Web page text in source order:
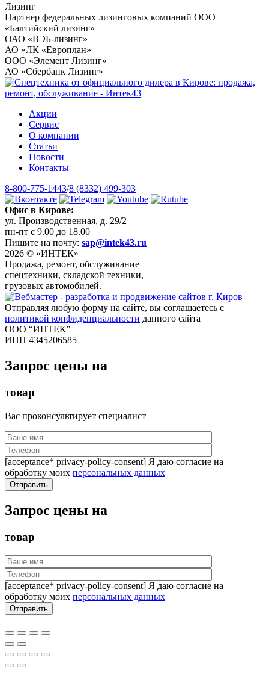
Лизинг
Партнер федеральных лизинговых компаний ООО
«Балтийский лизинг»
ОАО «ВЭБ-лизинг»
АО «ЛК «Европлан»
ООО «Элемент Лизинг»
АО «Сбербанк Лизинг»
Акции
Сервис
О компании
Статьи
Новости
Контакты
8-800-775-1443/8 (8332) 499-303
Офис в Кирове:
ул. Производственная, д. 29/2
пн-пт с 9.00 до 18.00
Пишите на почту: sap@intek43.ru
2026 © «ИНТЕК»
Продажа, ремонт, обслуживание
спецтехники, складской техники,
грузовых автомобилей.
Отправляя любую форму на сайте, вы соглашаетесь с
политикой конфиденциальности данного сайта
ООО “ИНТЕК”
ИНН 4345206585
Запрос цены на
товар
Вас проконсультирует специалист
[acceptance* privacy-policy-consent] Я даю согласие на
обработку моих персональных данных
Запрос цены на
товар
[acceptance* privacy-policy-consent] Я даю согласие на
обработку моих персональных данных